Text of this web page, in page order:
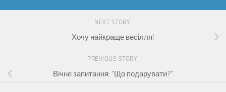
NEXT STORY
Хочу найкраще весілля!
PREVIOUS STORY
Вічне запитання: “Що подарувати?”